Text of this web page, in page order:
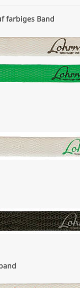
farbiges Band